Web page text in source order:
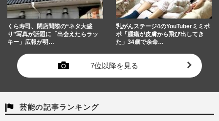
くら寿司、閉店間際の“ネタ大盛
り”写真が話題に「出会えたらラッ
キー」広報が明…
乳がんステージ4のYouTuberミミポ
ポ「腫瘍が皮膚から飛び出してき
た」34歳で余命…
7位以降を見る
芸能の記事ランキング